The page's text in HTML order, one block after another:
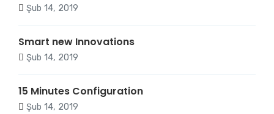
Şub 14, 2019
Smart new Innovations
Şub 14, 2019
15 Minutes Configuration
Şub 14, 2019